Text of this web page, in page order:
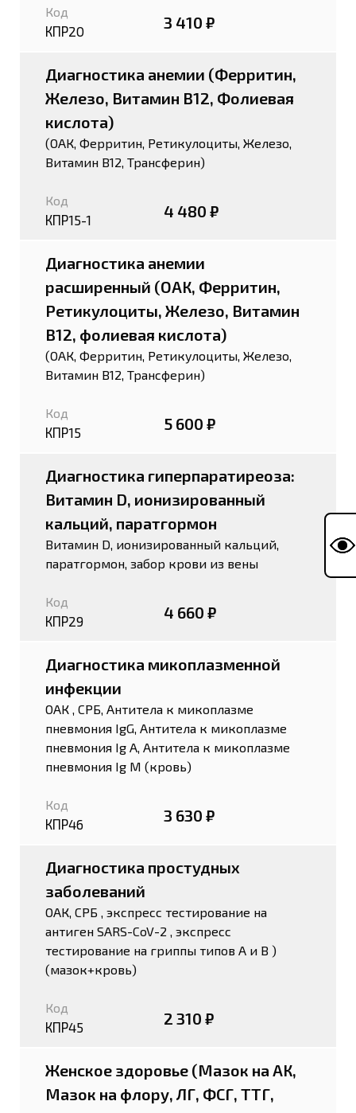
Код
КПР20 3 410 ₽
Диагностика анемии (Ферритин,
Железо, Витамин В12, Фолиевая
кислота)
(ОАК, Ферритин, Ретикулоциты, Железо,
Витамин В12, Трансферин)
Код
КПР15-1 4 480 ₽
Диагностика анемии
расширенный (ОАК, Ферритин,
Ретикулоциты, Железо, Витамин
В12, фолиевая кислота)
(ОАК, Ферритин, Ретикулоциты, Железо,
Витамин В12, Трансферин)
Код
КПР15 5 600 ₽
Диагностика гиперпаратиреоза:
Витамин D, ионизированный
кальций, паратгормон
Витамин D, ионизированный кальций,
паратгормон, забор крови из вены
Код
КПР29 4 660 ₽
Диагностика микоплазменной
инфекции
ОАК , СРБ, Антитела к микоплазме
пневмония IgG, Антитела к микоплазме
пневмония Ig А, Антитела к микоплазме
пневмония Ig М (кровь)
Код
КПР46 3 630 ₽
Диагностика простудных
заболеваний
ОАК, СРБ , экспресс тестирование на
антиген SARS-CoV-2 , экспресс
тестирование на гриппы типов А и В )
(мазок+кровь)
Код
КПР45 2 310 ₽
Женское здоровье (Мазок на АК,
Мазок на флору, ЛГ, ФСГ, ТТГ,